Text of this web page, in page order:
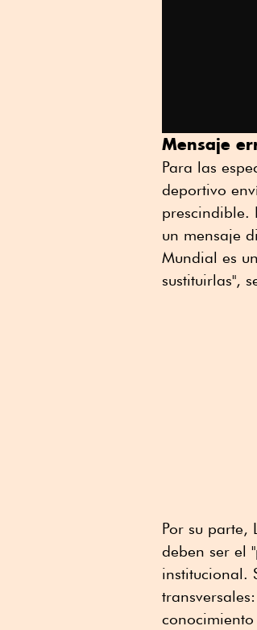
Mensaje
Para las
deportivo
prescindible.
un mensaje
Mundial es
sustituirlas",
Por su parte,
deben ser el
institucional.